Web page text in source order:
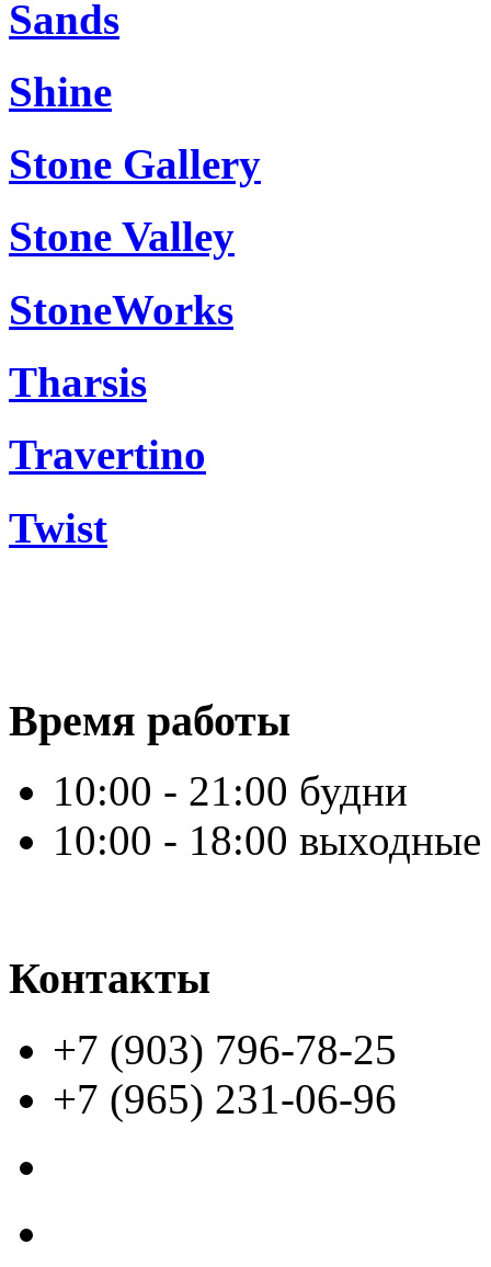
Sands
Shine
Stone Gallery
Stone Valley
StoneWorks
Tharsis
Travertino
Twist
Время работы
10:00 - 21:00 будни
10:00 - 18:00 выходные
Контакты
+7 (903) 796-78-25
+7 (965) 231-06-96